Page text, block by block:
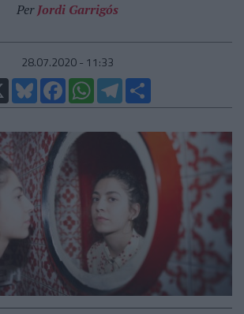
PerJordi Garrigós
28.07.2020 - 11:33
X
BlueskyFacebookWhatsAppTelegram